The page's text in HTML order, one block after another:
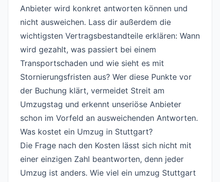
Anbieter wird konkret antworten können und
nicht ausweichen. Lass dir außerdem die
wichtigsten Vertragsbestandteile erklären: Wann
wird gezahlt, was passiert bei einem
Transportschaden und wie sieht es mit
Stornierungsfristen aus? Wer diese Punkte vor
der Buchung klärt, vermeidet Streit am
Umzugstag und erkennt unseriöse Anbieter
schon im Vorfeld an ausweichenden Antworten.
Was kostet ein Umzug in Stuttgart?
Die Frage nach den Kosten lässt sich nicht mit
einer einzigen Zahl beantworten, denn jeder
Umzug ist anders. Wie viel ein umzug Stuttgart